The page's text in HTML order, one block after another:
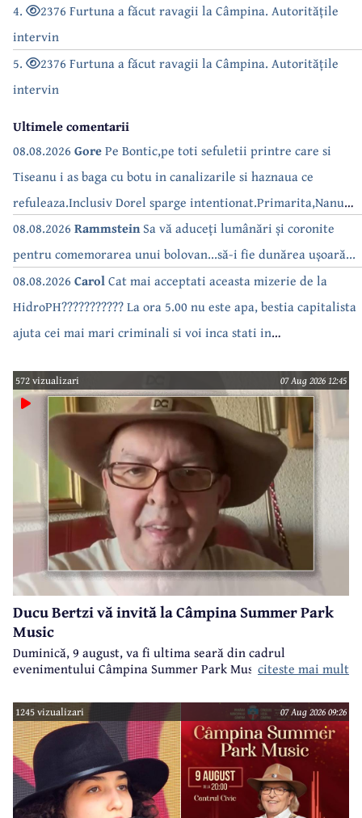
4.
2376 Furtuna a făcut ravagii la Câmpina. Autoritățile
intervin
5.
2376 Furtuna a făcut ravagii la Câmpina. Autoritățile
intervin
Ultimele comentarii
08.08.2026 GorePe Bontic,pe toti sefuletii printre care si
Tiseanu i as baga cu botu in canalizarile si haznaua ce
refuleaza.Inclusiv Dorel sparge intentionat.Primarita,Nanu
bea apa de la robinet.Asta as intreba o si pe Izabel Mitrea
08.08.2026 RammsteinSa vă aduceți lumânări și coronite
pentru comemorarea unui bolovan...să-i fie dunărea ușoară...
08.08.2026 CarolCat mai acceptati aceasta mizerie de la
HidroPH??????????? La ora 5.00 nu este apa, bestia capitalista
ajuta cei mai mari criminali si voi inca stati in
572 vizualizari 07 Aug 2026 12:45
Ducu Bertzi vă invită la Câmpina Summer Park
Music
Duminică, 9 august, va fi ultima seară din cadrul
evenimentului Câmpina Summer Park Music 2026.citeste mai mult
1245 vizualizari 07 Aug 2026 09:26